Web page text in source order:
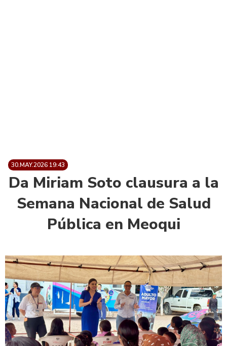
30.MAY.2026 19:43
Da Miriam Soto clausura a la
Semana Nacional de Salud
Pública en Meoqui